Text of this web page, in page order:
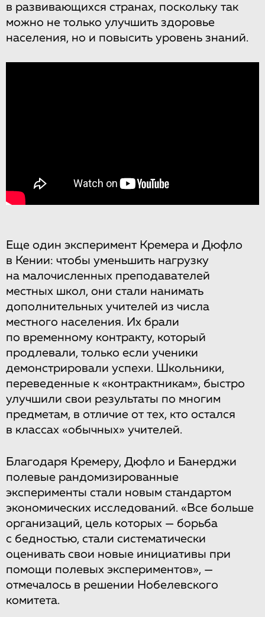
в развивающихся странах, поскольку так
можно не только улучшить здоровье
населения, но и повысить уровень знаний.
Еще один эксперимент Кремера и Дюфло
в Кении: чтобы уменьшить нагрузку
на малочисленных преподавателей
местных школ, они стали нанимать
дополнительных учителей из числа
местного населения. Их брали
по временному контракту, который
продлевали, только если ученики
демонстрировали успехи. Школьники,
переведенные к «контрактникам», быстро
улучшили свои результаты по многим
предметам, в отличие от тех, кто остался
в классах «обычных» учителей.
Благодаря Кремеру, Дюфло и Банерджи
полевые рандомизированные
эксперименты стали новым стандартом
экономических исследований. «Все больше
организаций, цель которых — борьба
с бедностью, стали систематически
оценивать свои новые инициативы при
помощи полевых экспериментов», —
отмечалось в решении Нобелевского
комитета.